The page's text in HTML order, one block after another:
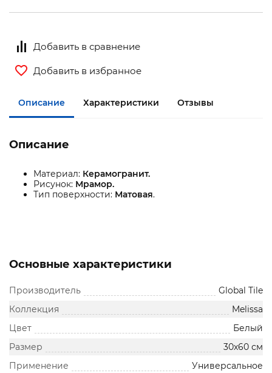
Добавить в сравнение
Добавить в избранное
Описание Характеристики Отзывы
Описание
Материал: Керамогранит.
Рисунок: Мрамор.
Тип поверхности: Матовая.
Основные характеристики
Производитель
Global Tile
Коллекция
Melissa
Цвет
Белый
Размер
30х60 см
Применение
Универсальное